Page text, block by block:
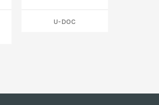
U-DOC